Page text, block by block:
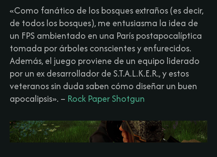
«Como fanático de los bosques extraños (es decir,
de todos los bosques), me entusiasma la idea de
un FPS ambientado en una París postapocalíptica
tomada por árboles conscientes y enfurecidos.
Además, el juego proviene de un equipo liderado
por un ex desarrollador de S.T.A.L.K.E.R., y estos
veteranos sin duda saben cómo diseñar un buen
apocalipsis». – Rock Paper Shotgun